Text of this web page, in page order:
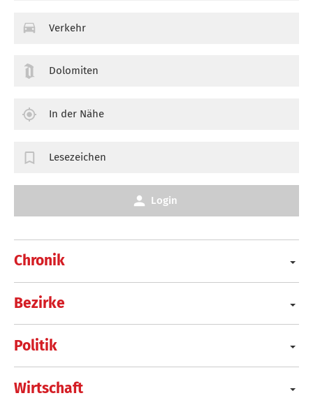
Chronik
Bezirke
Politik
Wirtschaft
Verkehr
Dolomiten
In der Nähe
Lesezeichen
Login